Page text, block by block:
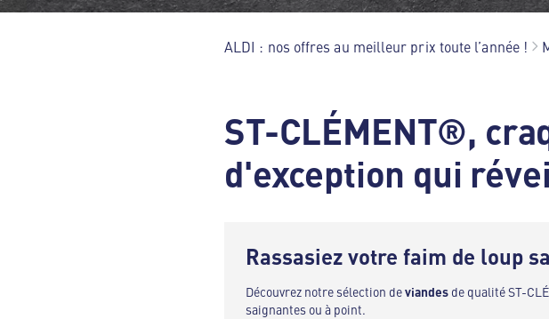
ALDI : nos offres au meilleur prix toute l’année !
ST-CLÉMENT®,
d'exception qui
Rassasiez votre faim de loup
Découvrez notre sélection deviandes de qualité ST-
saignantes ou à point.